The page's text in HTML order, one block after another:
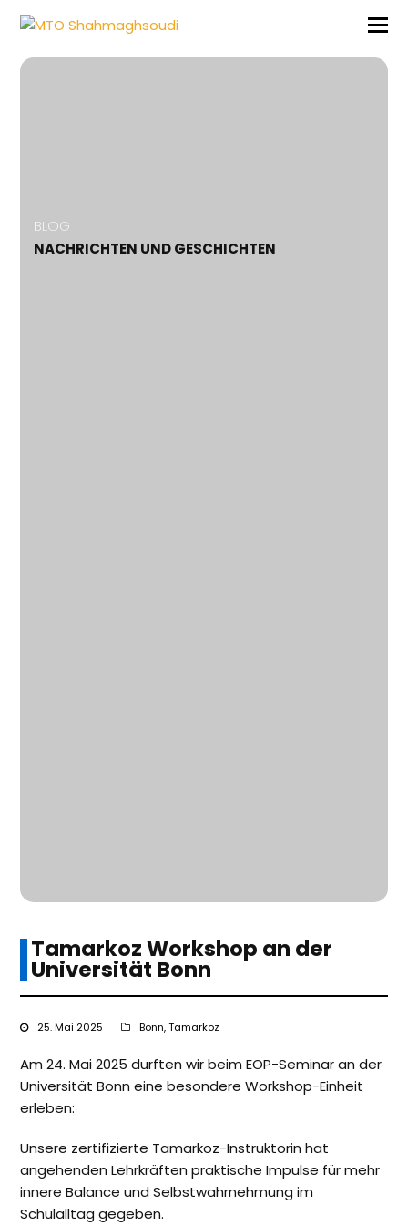
BLOG
NACHRICHTEN UND GESCHICHTEN
Tamarkoz Workshop an der
Universität Bonn
25. Mai 2025 Bonn,Tamarkoz
Am 24. Mai 2025 durften wir beim EOP-Seminar an der
Universität Bonn eine besondere Workshop-Einheit
erleben:
Unsere zertifizierte Tamarkoz-Instruktorin hat
angehenden Lehrkräften praktische Impulse für mehr
innere Balance und Selbstwahrnehmung im
Schulalltag gegeben.